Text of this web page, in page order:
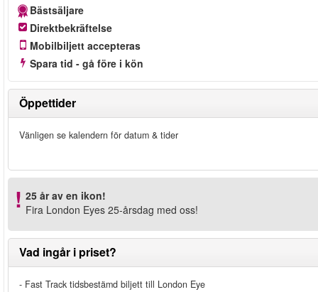
Bästsäljare
Direktbekräftelse
Mobilbiljett accepteras
Spara tid - gå före i kön
Öppettider
Vänligen se kalendern för datum & tider
25 år av en ikon!
Fira London Eyes 25-årsdag med oss!
Vad ingår i priset?
- Fast Track tidsbestämd biljett till London Eye